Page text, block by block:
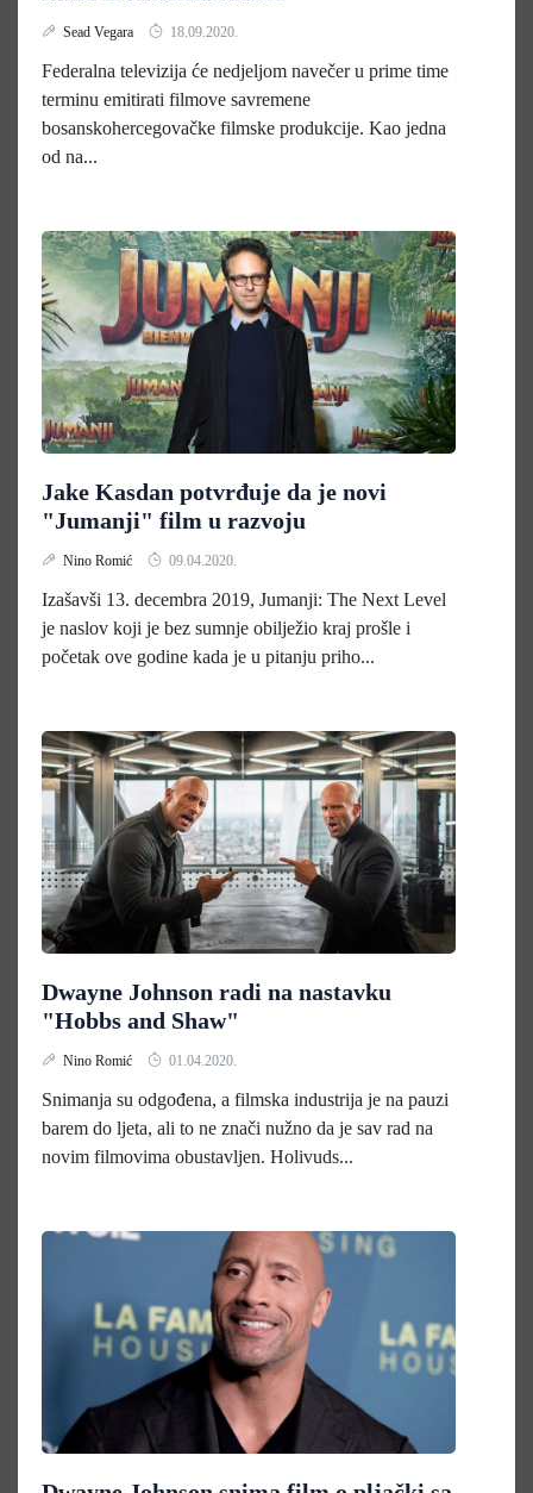
Sead Vegara 18.09.2020.
Federalna televizija će nedjeljom navečer u prime time
terminu emitirati filmove savremene
bosanskohercegovačke filmske produkcije. Kao jedna
od na...
Jake Kasdan potvrđuje da je novi
"Jumanji" film u razvoju
Nino Romić 09.04.2020.
Izašavši 13. decembra 2019, Jumanji: The Next Level
je naslov koji je bez sumnje obilježio kraj prošle i
početak ove godine kada je u pitanju priho...
Dwayne Johnson radi na nastavku
"Hobbs and Shaw"
Nino Romić 01.04.2020.
Snimanja su odgođena, a filmska industrija je na pauzi
barem do ljeta, ali to ne znači nužno da je sav rad na
novim filmovima obustavljen. Holivuds...